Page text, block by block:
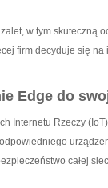
w tym skuteczną
firm ⁤decyduje się
⁤Edge do
Internetu Rzeczy
całej